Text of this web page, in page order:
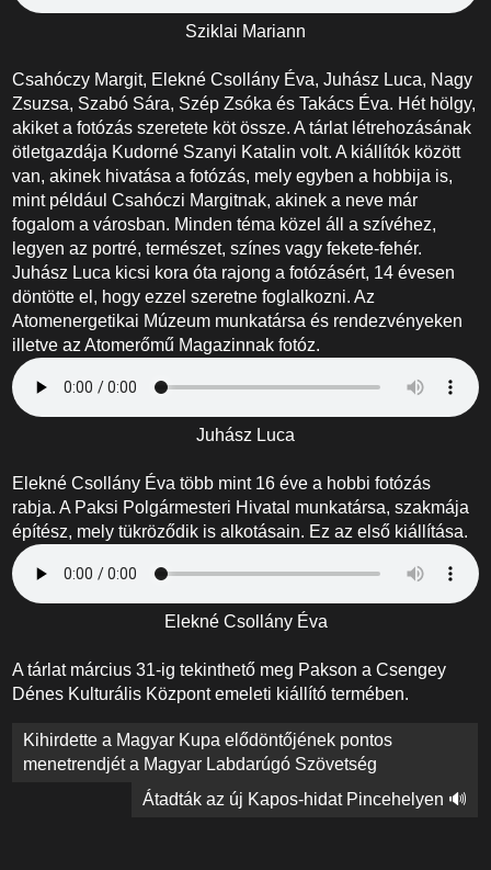
Sziklai Mariann
Csahóczy Margit, Elekné Csollány Éva, Juhász Luca, Nagy
Zsuzsa, Szabó Sára, Szép Zsóka és Takács Éva. Hét hölgy,
akiket a fotózás szeretete köt össze. A tárlat létrehozásának
ötletgazdája Kudorné Szanyi Katalin volt. A kiállítók között
van, akinek hivatása a fotózás, mely egyben a hobbija is,
mint például Csahóczi Margitnak, akinek a neve már
fogalom a városban. Minden téma közel áll a szívéhez,
legyen az portré, természet, színes vagy fekete-fehér.
Juhász Luca kicsi kora óta rajong a fotózásért, 14 évesen
döntötte el, hogy ezzel szeretne foglalkozni. Az
Atomenergetikai Múzeum munkatársa és rendezvényeken
illetve az Atomerőmű Magazinnak fotóz.
Juhász Luca
Elekné Csollány Éva több mint 16 éve a hobbi fotózás
rabja. A Paksi Polgármesteri Hivatal munkatársa, szakmája
építész, mely tükröződik is alkotásain. Ez az első kiállítása.
Elekné Csollány Éva
A tárlat március 31-ig tekinthető meg Pakson a Csengey
Dénes Kulturális Központ emeleti kiállító termében.
Bejegyzés
navigáció
Kihirdette a Magyar Kupa elődöntőjének pontos
menetrendjét a Magyar Labdarúgó Szövetség
Átadták az új Kapos-hidat Pincehelyen 🔊